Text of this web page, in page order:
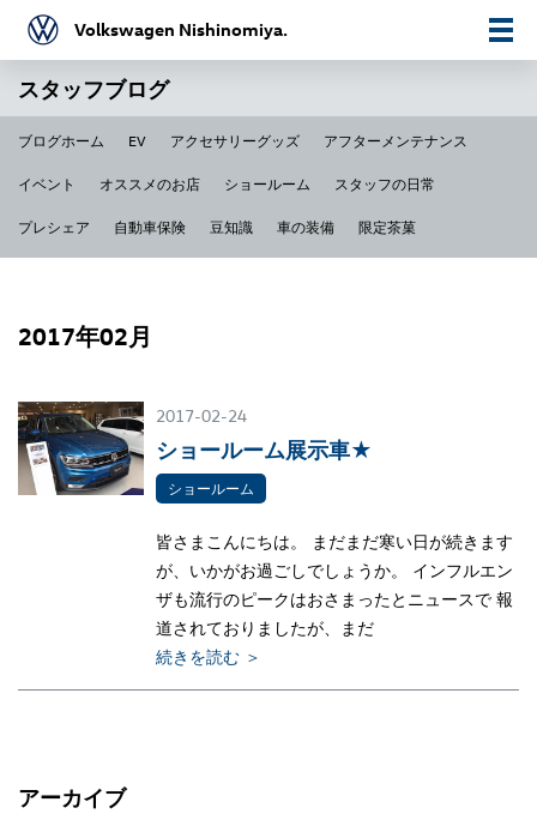
Volkswagen Nishinomiya.
スタッフブログ
ブログホーム EV アクセサリーグッズ アフターメンテナンス
イベント オススメのお店 ショールーム スタッフの日常
プレシェア 自動車保険 豆知識 車の装備 限定茶菓
2017年02月
2017-02-24
ショールーム展示車★
ショールーム
皆さまこんにちは。 まだまだ寒い日が続きます
が、いかがお過ごしでしょうか。 インフルエン
ザも流行のピークはおさまったとニュースで 報
道されておりましたが、まだ
続きを読む ＞
アーカイブ